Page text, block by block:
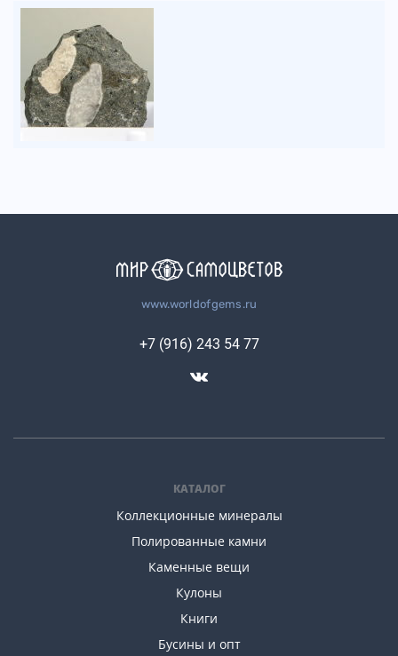
www.worldofgems.ru
КАТАЛОГ
Коллекционные минералы
Полированные камни
Каменные вещи
Кулоны
Книги
Бусины и опт
+7 (916) 243 54 77